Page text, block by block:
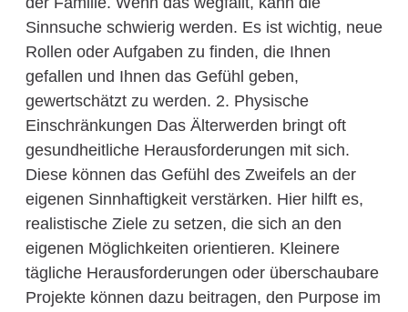
Sinnsuche schwierig werden. Es ist wichtig, neue
Rollen oder Aufgaben zu finden, die Ihnen
gefallen und Ihnen das Gefühl geben,
gewertschätzt zu werden. 2. Physische
Einschränkungen Das Älterwerden bringt oft
gesundheitliche Herausforderungen mit sich.
Diese können das Gefühl des Zweifels an der
eigenen Sinnhaftigkeit verstärken. Hier hilft es,
realistische Ziele zu setzen, die sich an den
eigenen Möglichkeiten orientieren. Kleinere
tägliche Herausforderungen oder überschaubare
Projekte können dazu beitragen, den Purpose im